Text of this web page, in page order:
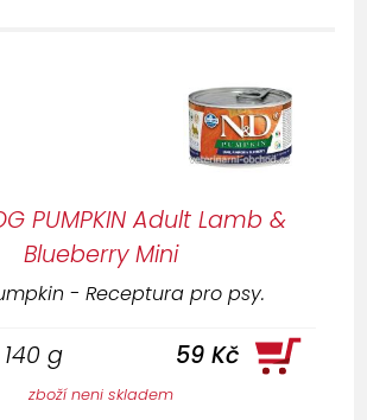
PUMPKIN Adult Lamb &
Blueberry Mini
- Receptura pro psy.
140 g 59 Kč
zboží neni skladem